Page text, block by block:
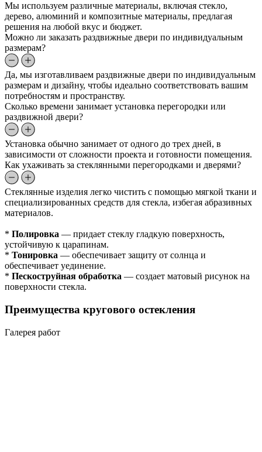
Мы используем различные материалы, включая стекло,
дерево, алюминий и композитные материалы, предлагая
решения на любой вкус и бюджет.
Можно ли заказать раздвижные двери по индивидуальным
размерам?
Да, мы изготавливаем раздвижные двери по индивидуальным
размерам и дизайну, чтобы идеально соответствовать вашим
потребностям и пространству.
Сколько времени занимает установка перегородки или
раздвижной двери?
Установка обычно занимает от одного до трех дней, в
зависимости от сложности проекта и готовности помещения.
Как ухаживать за стеклянными перегородками и дверями?
Стеклянные изделия легко чистить с помощью мягкой ткани и
специализированных средств для стекла, избегая абразивных
материалов.
* Полировка — придает стеклу гладкую поверхность,
устойчивую к царапинам.
* Тонировка — обеспечивает защиту от солнца и
обеспечивает уединение.
* Пескоструйная обработка — создает матовый рисунок на
поверхности стекла.
Преимущества кругового остекления
Галерея работ